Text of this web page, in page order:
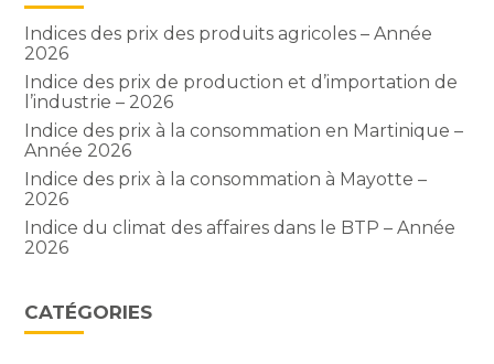
Indices des prix des produits agricoles – Année
2026
Indice des prix de production et d’importation de
l’industrie – 2026
Indice des prix à la consommation en Martinique –
Année 2026
Indice des prix à la consommation à Mayotte –
2026
Indice du climat des affaires dans le BTP – Année
2026
CATÉGORIES